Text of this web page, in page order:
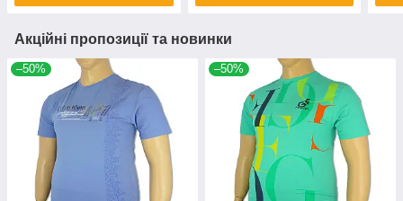
Акційні пропозиції та новинки
–50% –50%